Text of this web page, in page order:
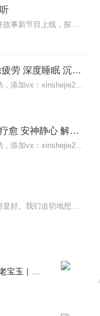
键主播声音还好听，
，跟着主播可以学到各
兔，真的可以收听到
引人，讲述感好，已
感动的、治愈的、伴你入眠的好故事新节目上线，探索现实世界的无尽魅力，追求对生活的真实记录《听见人间真相》（点击名称，直达专辑）网易人间故事集持续更新中，邀您关注...
睡前冥想：一听就困 消除疲劳 深度睡眠 沉浸体验
如果你还感到焦虑、困惑、无助，添加vx：xinshejie2018、vx公众号：宣萱心伴，与主播宣萱开启心灵交流之旅，共建温暖的精神家园！如果你喜欢我的内容，请...
正念冥想 | 减压冥想 音乐疗愈 安神静心 解郁降噪
如果你还感到焦虑、困惑、无助，添加vx：xinshejie2018、vx公众号：宣萱心伴，与主播宣萱开启心灵交流之旅，共建温暖的精神家园！如果你喜欢我的内容，请...
人生就是时时刻刻不知道该如何是好。我们迫切地想知道怎么解决问题，也同样挣扎着寻求理解和安慰。这样的你，并不孤独。重获新生的抑郁症病人；用一辈子摆脱原生家庭阴影的...